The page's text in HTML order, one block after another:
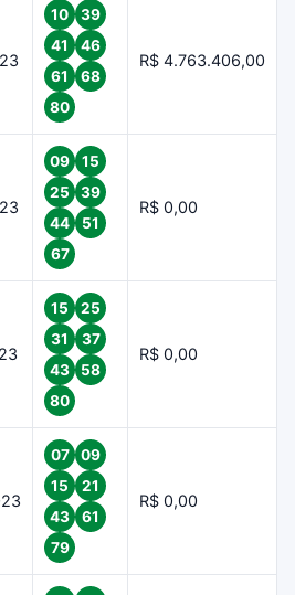
10
39
41
46
61
68
80
R$ 4.763.406,00
09
15
25
39
44
51
67
R$ 0,00
15
25
31
37
43
58
80
R$ 0,00
07
09
15
21
43
61
79
R$ 0,00